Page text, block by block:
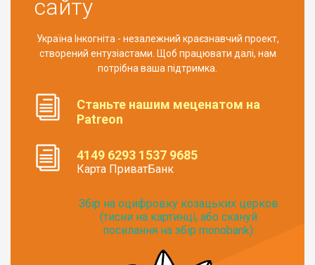
сайту
Україна Інкогніта - незалежний краєзнавчий проект,
створений ентузіастами. Щоб працювати далі, нам
потрібна ваша підтримка.
Станьте нашим меценатом на
Patreon
4149 6293 1537 9685
Карта ПриватБанк
Збір на оцифровку козацьких церков
(тисни на картинці, або скануй
посилання на збір monobank):